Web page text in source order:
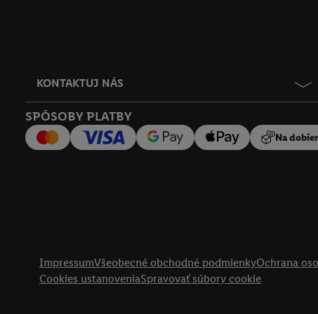
KONTAKTUJ NÁS
SPÔSOBY PLATBY
Na
ImpressumVšeobecné obchodné podmienkyOchrana
Cookies ustanoveniaSpravovať súbory cookie